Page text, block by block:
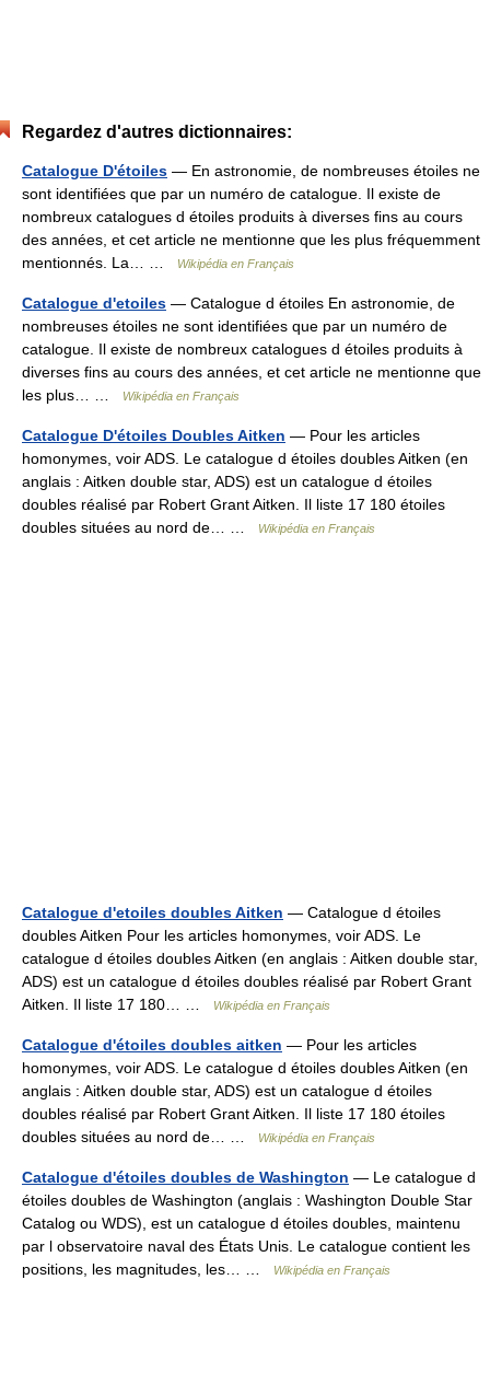
Regardez d'autres dictionnaires:
Catalogue D'étoiles — En astronomie, de nombreuses étoiles ne
sont identifiées que par un numéro de catalogue. Il existe de
nombreux catalogues d étoiles produits à diverses fins au cours
des années, et cet article ne mentionne que les plus fréquemment
mentionnés. La… …
Wikipédia en Français
Catalogue d'etoiles — Catalogue d étoiles En astronomie, de
nombreuses étoiles ne sont identifiées que par un numéro de
catalogue. Il existe de nombreux catalogues d étoiles produits à
diverses fins au cours des années, et cet article ne mentionne que
les plus… …
Wikipédia en Français
Catalogue D'étoiles Doubles Aitken — Pour les articles
homonymes, voir ADS. Le catalogue d étoiles doubles Aitken (en
anglais : Aitken double star, ADS) est un catalogue d étoiles
doubles réalisé par Robert Grant Aitken. Il liste 17 180 étoiles
doubles situées au nord de… …
Wikipédia en Français
Catalogue d'etoiles doubles Aitken — Catalogue d étoiles
doubles Aitken Pour les articles homonymes, voir ADS. Le
catalogue d étoiles doubles Aitken (en anglais : Aitken double star,
ADS) est un catalogue d étoiles doubles réalisé par Robert Grant
Aitken. Il liste 17 180… …
Wikipédia en Français
Catalogue d'étoiles doubles aitken — Pour les articles
homonymes, voir ADS. Le catalogue d étoiles doubles Aitken (en
anglais : Aitken double star, ADS) est un catalogue d étoiles
doubles réalisé par Robert Grant Aitken. Il liste 17 180 étoiles
doubles situées au nord de… …
Wikipédia en Français
Catalogue d'étoiles doubles de Washington — Le catalogue d
étoiles doubles de Washington (anglais : Washington Double Star
Catalog ou WDS), est un catalogue d étoiles doubles, maintenu
par l observatoire naval des États Unis. Le catalogue contient les
positions, les magnitudes, les… …
Wikipédia en Français